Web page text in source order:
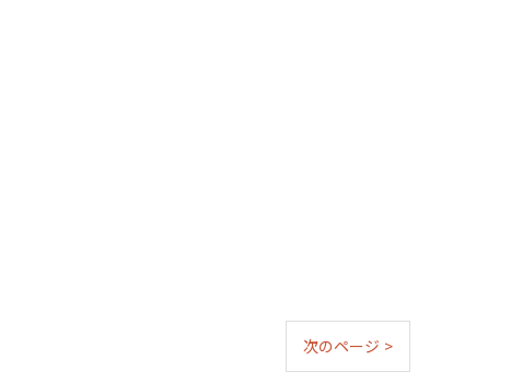
次のページ >